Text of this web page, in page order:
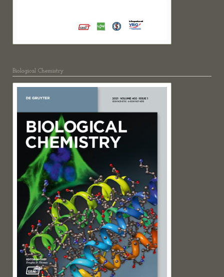
Biological Chemistry